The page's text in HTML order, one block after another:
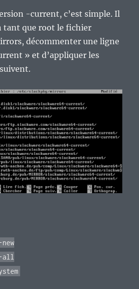
-current, c’est simple. Il
tant que root le fichier
décommenter une ligne
» et d’appliquer les
all